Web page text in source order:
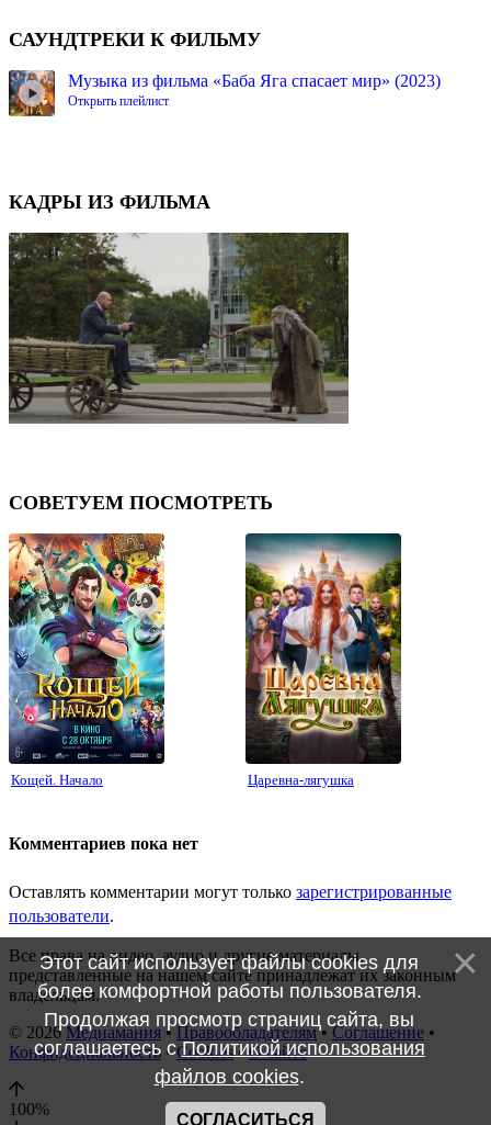
САУНДТРЕКИ К ФИЛЬМУ
Музыка из фильма «Баба Яга спасает мир» (2023)
Открыть плейлист
КАДРЫ ИЗ ФИЛЬМА
СОВЕТУЕМ ПОСМОТРЕТЬ
Кощей. Начало Царевна-лягушка
Комментариев пока нет
Оставлять комментарии могут только зарегистрированные
пользователи.
Все права на видео, аудио и другие материалы,
представленные на нашем сайте принадлежат их законным
владельцам.
© 2026Медиамания•Правообладателям•Соглашение •
Конфидециальность •Cookies•О сайте
Этот сайт использует файлы cookies для
более комфортной работы пользователя.
Продолжая просмотр страниц сайта, вы
соглашаетесь сПолитикой использования
файлов cookies.
СОГЛАСИТЬСЯ
100%